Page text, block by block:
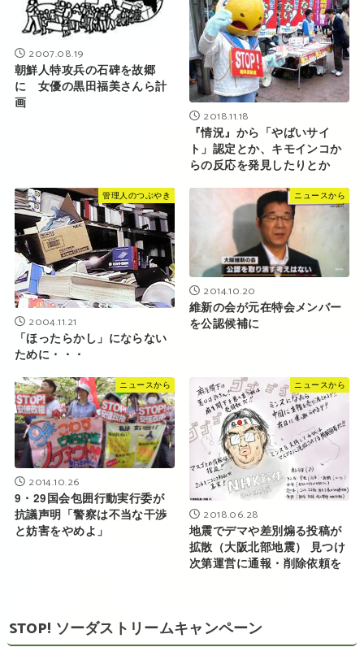
2007.08.19
朝鮮人特攻兵の石碑を故郷
に 女優の黒田福美さんら計
画
2018.11.18
『情況』から「やばいサイ
ト」認定とか、キモインコか
らの反応を発見したりとか
管理人のつぶやき
2004.11.21
「ほったらかし」にならない
ために・・・
ニュースから
2014.10.20
維新の会が元在特会メンバー
を公認候補に
ニュースから
2014.10.26
9・29国会包囲行動実行委が
抗議声明「警察は不当な干渉
と妨害をやめよ」
ニュースから
2018.06.28
地震でデマや差別煽る投稿が
拡散（大阪北部地震） 見つけ
次第運営に通報・削除依頼を
STOP! ソーダストリームキャンペーン